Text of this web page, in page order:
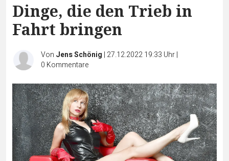
Dinge, die den Trieb in
Fahrt bringen
Von Jens Schönig | 27.12.2022 19:33 Uhr|
0 Kommentare